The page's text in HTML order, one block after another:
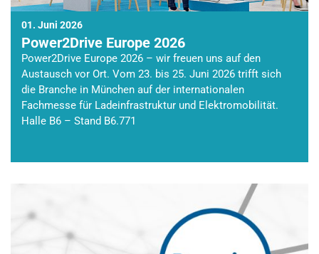
01. Juni 2026
Power2Drive Europe 2026
Power2Drive Europe 2026 – wir freuen uns auf den
Austausch vor Ort. Vom 23. bis 25. Juni 2026 trifft sich
die Branche in München auf der internationalen
Fachmesse für Ladeinfrastruktur und Elektromobilität.
Halle B6 – Stand B6.771